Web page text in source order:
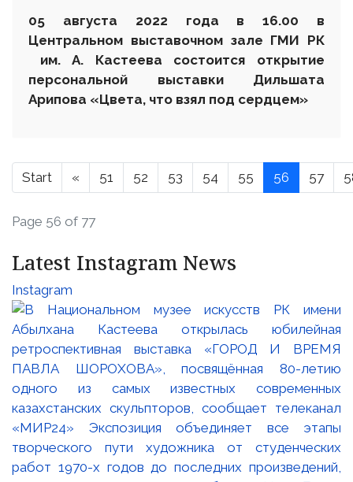
05 августа 2022 года в 16.00 в
Центральном выставочном зале ГМИ РК
им. А. Кастеева состоится открытие
персональной выставки
Дильшата
Арипова «Цвета, что взял под сердцем»
Start « 51 52 53 54 55 56 57
Page 56 of 77
Latest Instagram News
Instagram